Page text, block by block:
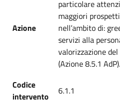
Azione
particolare
maggiori
nell’ambito di:
servizi alla
valorizzazione
(Azione 8.5.1 AdP).
Codice
intervento
6.1.1